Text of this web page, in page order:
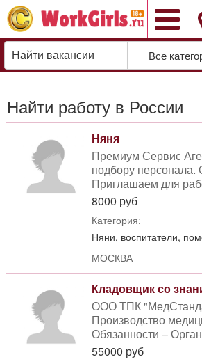
Все
Найти работу в России
Няня
Премиум Сервис
подбору персонала.
Приглашаем для
8000 руб
Категория:
Няни, воспитатели,
МОСКВА
Кладовщик со
ООО ТПК
Производство
Обязанности –
55000 руб